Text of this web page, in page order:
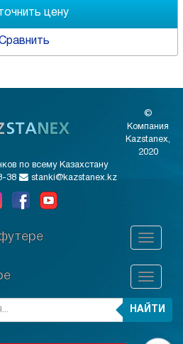
©
Компания
Kazstanex,
2020
по всему Казахстану
38
stanki@kazstanex.kz
НАЙТИ